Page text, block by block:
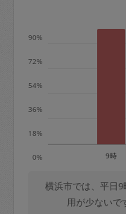
※キャンセ
0%
18%
36%
54%
72%
90%
9時
横浜市では、平日
用が少ないで